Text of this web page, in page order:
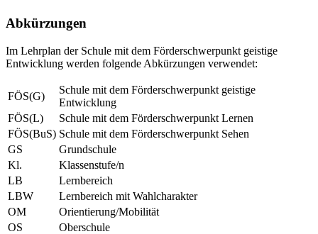
Abkürzungen
Im Lehrplan der Schule mit dem Förderschwerpunkt geistige
Entwicklung werden folgende Abkürzungen verwendet:
FÖS(G)
Schule mit dem Förderschwerpunkt geistige
Entwicklung
FÖS(L)
Schule mit dem Förderschwerpunkt Lernen
FÖS(BuS) Schule mit dem Förderschwerpunkt Sehen
GS
Grundschule
Kl.
Klassenstufe/n
LB
Lernbereich
LBW
Lernbereich mit Wahlcharakter
OM
Orientierung/Mobilität
OS
Oberschule